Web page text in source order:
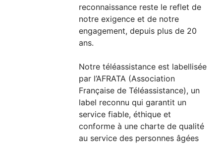
reconnaissance reste le reflet de
notre exigence et de notre
engagement, depuis plus de 20
ans.
Notre téléassistance est labellisée
par l’AFRATA (Association
Française de Téléassistance), un
label reconnu qui garantit un
service fiable, éthique et
conforme à une charte de qualité
au service des personnes âgées